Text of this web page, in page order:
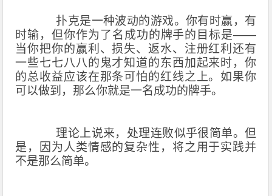
扑克是一种波动的游戏。你有时赢，有
时输，但你作为了名成功的牌手的目标是——
当你把你的赢利、损失、返水、注册红利还有
一些七七八八的鬼才知道的东西加起来时，你
的总收益应该在那条可怕的红线之上。如果你
可以做到，那么你就是一名成功的牌手。
理论上说来，处理连败似乎很简单。但
是，因为人类情感的复杂性，将之用于实践并
不是那么简单。